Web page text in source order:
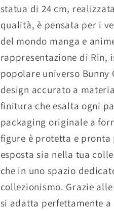
statua di 24 cm,
qualità, è pensata per i
del mondo manga e
rappresentazione di Rin,
popolare universo Bunny
design accurato a
finitura che esalta ogni
packaging originale a
figure è protetta e pronta
esposta sia nella tua
che in uno spazio
collezionismo. Grazie
si adatta perfettamente a